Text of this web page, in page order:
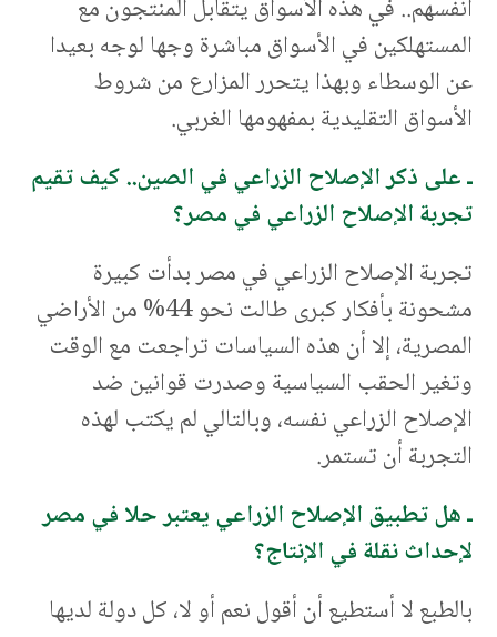
أنفسهم.. في هذه الأسواق يتقابل المنتجون مع
المستهلكين في الأسواق مباشرة وجها لوجه بعيدا
عن الوسطاء وبهذا يتحرر المزارع من شروط
الأسواق التقليدية بمفهومها الغربي.
ـ على ذكر الإصلاح الزراعي في الصين.. كيف تقيم
تجربة الإصلاح الزراعي في مصر؟
تجربة الإصلاح الزراعي في مصر بدأت كبيرة
مشحونة بأفكار كبرى طالت نحو 44% من الأراضي
المصرية، إلا أن هذه السياسات تراجعت مع الوقت
وتغير الحقب السياسية وصدرت قوانين ضد
الإصلاح الزراعي نفسه، وبالتالي لم يكتب لهذه
التجربة أن تستمر.
ـ هل تطبيق الإصلاح الزراعي يعتبر حلا في مصر
لإحداث نقلة في الإنتاج؟
بالطبع لا أستطيع أن أقول نعم أو لا، كل دولة لديها